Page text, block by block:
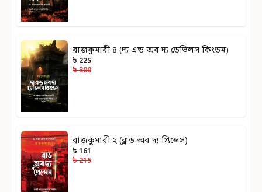
রাজকুমারী ৪ (দ্য এন্ড অব দ্য ডেভিলস কিংডম)
৳ 225
৳ 300
রাজকুমারী ২ (ব্লাড অব দ্য প্রিন্সেস)
৳ 161
৳ 215